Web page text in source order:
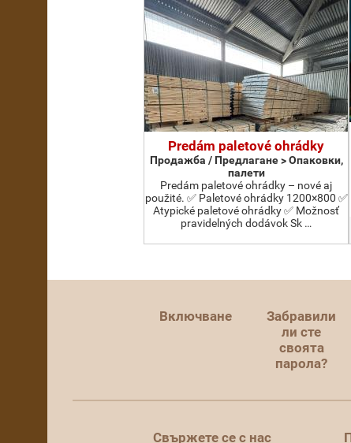
Predám paletové ohrádky
Продажба / Предлагане > Опаковки,
палети
Predám paletové ohrádky – nové aj
použité. ✅ Paletové ohrádky 1200×800 ✅
Atypické paletové ohrádky ✅ Možnosť
pravidelných dodávok Sk …
Включване
Забравили
ли сте
своята
парола?
Свържете се с нас